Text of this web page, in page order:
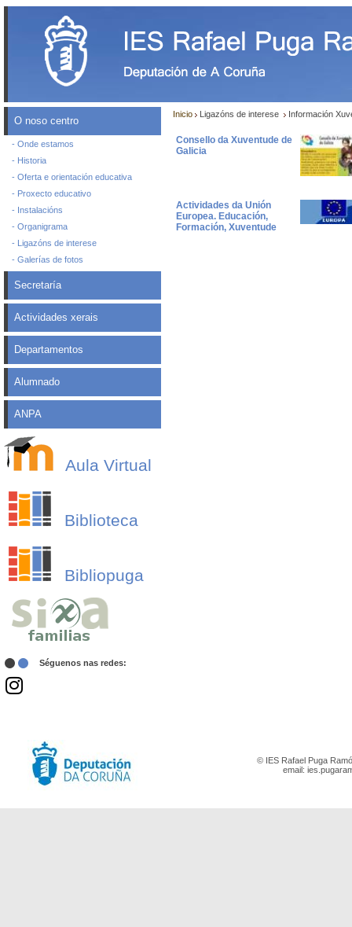
O noso centro
- Onde estamos
- Historia
- Oferta e orientación educativa
- Proxecto educativo
- Instalacións
- Organigrama
- Ligazóns de interese
- Galerías de fotos
Secretaría
Actividades xerais
Departamentos
Alumnado
ANPA
Aula Virtual
Biblioteca
Bibliopuga
Séguenos nas redes:
Inicio Ligazóns de interese Información
Consello da Xuventude de
Galicia
Actividades da Unión
Europea. Educación,
Formación, Xuventude
© IES Rafael Puga
email: